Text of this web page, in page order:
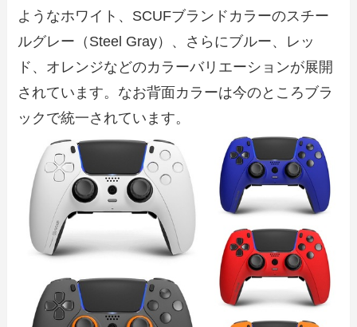
ようなホワイト、SCUFブランドカラーのスチー
ルグレー（Steel Gray）、さらにブルー、レッ
ド、オレンジなどのカラーバリエーションが展開
されています。なお背面カラーは今のところブラ
ックで統一されています。